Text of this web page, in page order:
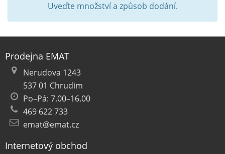
Uveďte množství a způsob dodání.
Prodejna EMAT
Nerudova 1243
537 01 Chrudim
Po–Pá: 7.00–16.00
469 622 733
emat@emat.cz
Internetový obchod